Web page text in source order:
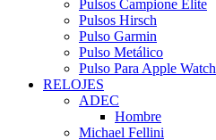
Pulsos Campione Elite
Pulsos Hirsch
Pulso Garmin
Pulso Metálico
Pulso Para Apple Watch
RELOJES
ADEC
Hombre
Michael Fellini